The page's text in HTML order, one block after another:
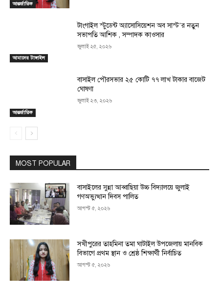
আন্তর্জাতিক
আমাদের টাঙ্গাইল
টাংগাইল স্টুডেন্ট অ্যাসোসিয়েশন অব সাস্ট’র নতুন
সভাপতি আশিক , সম্পাদক কাওসার
জুলাই ২৫, ২০২৬
আন্তর্জাতিক
বাসাইল পৌরসভার ২৫ কোটি ৭৭ লাখ টাকার বাজেট
ঘোষণা
জুলাই ২৩, ২০২৬
MOST POPULAR
বাসাইলের সুন্না আব্বাছিয়া উচ্চ বিদ্যালয়ে জুলাই
গণঅভ্যুত্থান দিবস পালিত
আগস্ট ৫, ২০২৬
সখীপুরের তাহমিনা তমা ঘাটাইল উপজেলায় মানবিক
বিভাগে প্রথম স্থান ও শ্রেষ্ঠ শিক্ষার্থী নির্বাচিত
আগস্ট ৫, ২০২৬